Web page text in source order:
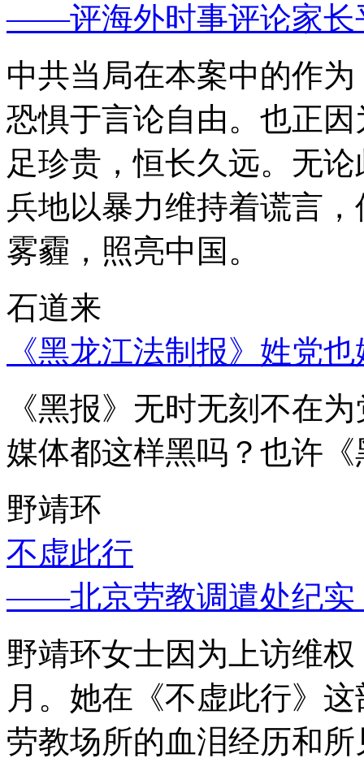
——评海外时事评论家长
中共当局在本案中的作
恐惧于言论自由。也正
足珍贵，恒长久远。无
兵地以暴力维持着谎言
雾霾，照亮中国。
石道来
《黑龙江法制报》姓党
《黑报》无时无刻不在
媒体都这样黑吗？也许
野靖环
不虚此行
——北京劳教调遣处纪实
野靖环女士因为上访维
月。她在《不虚此行》
劳教场所的血泪经历和